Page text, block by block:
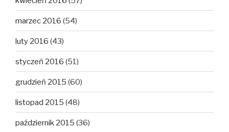
marzec 2016 (54)
luty 2016 (43)
styczeń 2016 (51)
grudzień 2015 (60)
listopad 2015 (48)
październik 2015 (36)